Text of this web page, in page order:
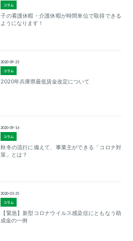
コラム
子の看護休暇・介護休暇が時間単位で取得できる
ようになります！
コラム
2020-09-23
2020年兵庫県最低賃金改定について
コラム
2020-09-16
秋冬の流行に備えて、事業主ができる「コロナ対
策」とは？
コラム
2020-03-25
【緊急】新型コロナウイルス感染症にともなう助
成金の一例